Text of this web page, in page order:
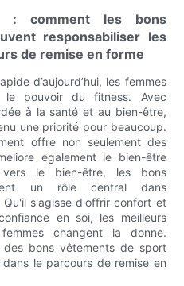
: comment les bons
responsabiliser les
de remise en forme
d’aujourd’hui, les femmes
le pouvoir du fitness. Avec
à la santé et au bien-être,
une priorité pour beaucoup.
offre non seulement des
également le bien-être
le bien-être, les bons
un rôle central dans
Qu'il s'agisse d'offrir confort et
en soi, les meilleurs
changent la donne.
bons vêtements de sport
le parcours de remise en